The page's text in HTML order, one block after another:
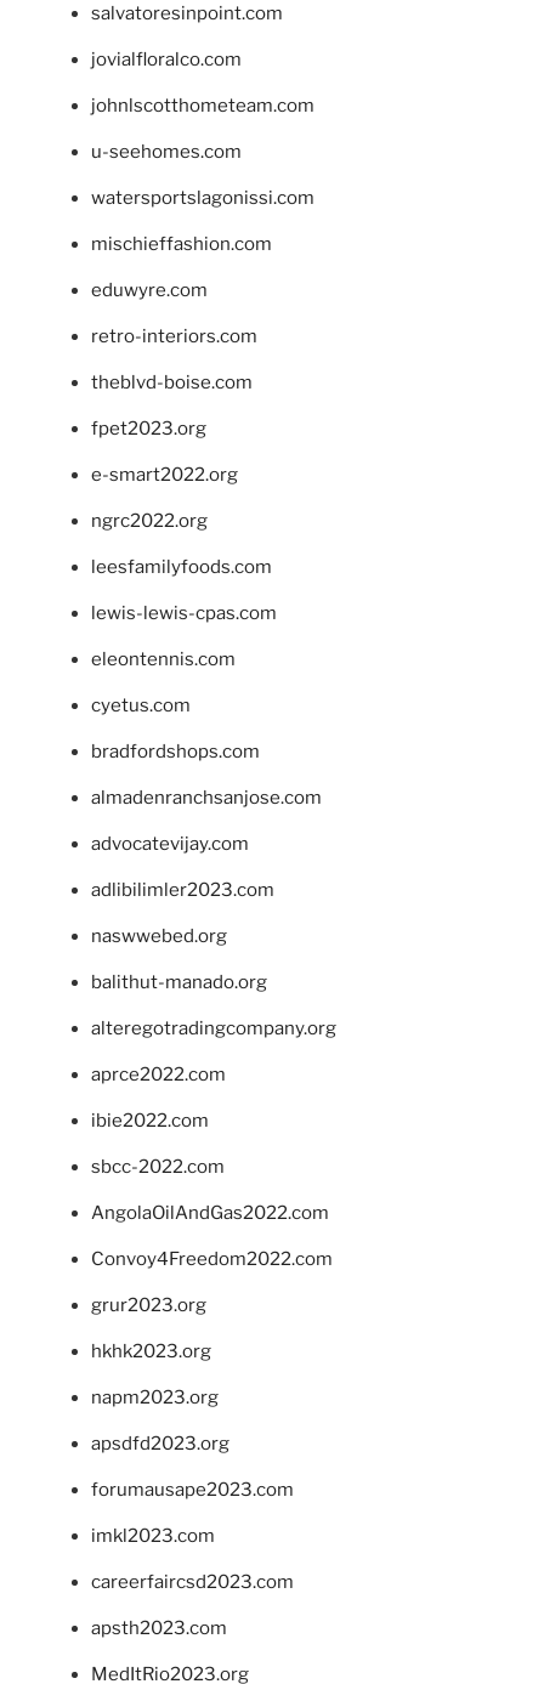
salvatoresinpoint.com
jovialfloralco.com
johnlscotthometeam.com
u-seehomes.com
watersportslagonissi.com
mischieffashion.com
eduwyre.com
retro-interiors.com
theblvd-boise.com
fpet2023.org
e-smart2022.org
ngrc2022.org
leesfamilyfoods.com
lewis-lewis-cpas.com
eleontennis.com
cyetus.com
bradfordshops.com
almadenranchsanjose.com
advocatevijay.com
adlibilimler2023.com
naswwebed.org
balithut-manado.org
alteregotradingcompany.org
aprce2022.com
ibie2022.com
sbcc-2022.com
AngolaOilAndGas2022.com
Convoy4Freedom2022.com
grur2023.org
hkhk2023.org
napm2023.org
apsdfd2023.org
forumausape2023.com
imkl2023.com
careerfaircsd2023.com
apsth2023.com
MedItRio2023.org